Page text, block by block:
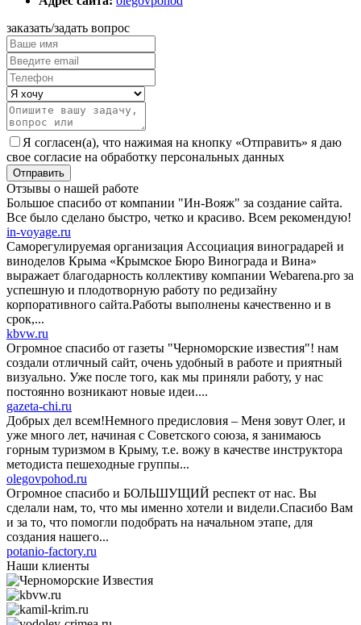
заказать/задать вопрос
Я согласен(а), что нажимая на кнопку «Отправить» я даю
свое согласие на обработку персональных данных
Отзывы о нашей работе
Большое спасибо от компании "Ин-Вояж" за создание сайта.
Все было сделано быстро, четко и красиво. Всем рекомендую!
in-voyage.ru
Саморегулируемая организация Ассоциация виноградарей и
виноделов Крыма «Крымское Бюро Винограда и Вина»
выражает благодарность коллективу компании Webarena.pro за
успешную и плодотворную работу по редизайну
корпоративного сайта.Работы выполнены качественно и в
срок,...
kbvw.ru
Огромное спасибо от газеты "Черноморские известия"! нам
создали отличный сайт, очень удобный в работе и приятный
визуально. Уже после того, как мы приняли работу, у нас
постоянно возникают новые идеи....
gazeta-chi.ru
Добрых дел всем!Немного предисловия – Меня зовут Олег, и
уже много лет, начиная с Советского союза, я занимаюсь
горным туризмом в Крыму, т.е. вожу в качестве инструктора
методиста пешеходные группы...
olegovpohod.ru
Огромное спасибо и БОЛЬШУЩИЙ респект от нас. Вы
сделали нам, то, что мы именно хотели и видели.Спасибо Вам
и за то, что помогли подобрать на начальном этапе, для
создания нашего...
potanio-factory.ru
Наши клиенты